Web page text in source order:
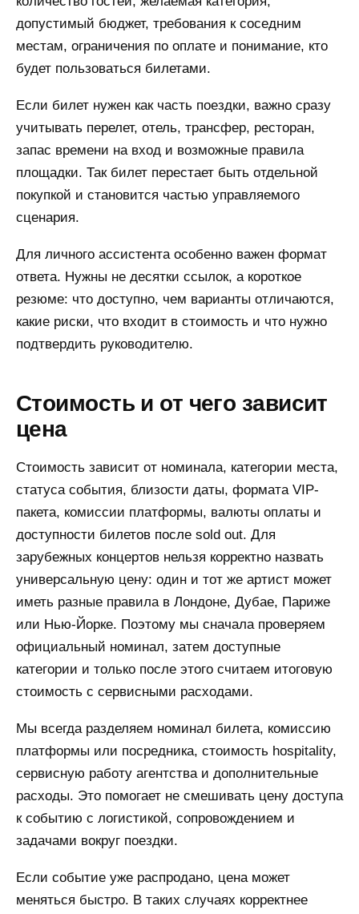
допустимый бюджет, требования к соседним
местам, ограничения по оплате и понимание, кто
будет пользоваться билетами.
Если билет нужен как часть поездки, важно сразу
учитывать перелет, отель, трансфер, ресторан,
запас времени на вход и возможные правила
площадки. Так билет перестает быть отдельной
покупкой и становится частью управляемого
сценария.
Для личного ассистента особенно важен формат
ответа. Нужны не десятки ссылок, а короткое
резюме: что доступно, чем варианты отличаются,
какие риски, что входит в стоимость и что нужно
подтвердить руководителю.
Стоимость и от чего зависит
цена
Стоимость зависит от номинала, категории места,
статуса события, близости даты, формата VIP-
пакета, комиссии платформы, валюты оплаты и
доступности билетов после sold out. Для
зарубежных концертов нельзя корректно назвать
универсальную цену: один и тот же артист может
иметь разные правила в Лондоне, Дубае, Париже
или Нью-Йорке. Поэтому мы сначала проверяем
официальный номинал, затем доступные
категории и только после этого считаем итоговую
стоимость с сервисными расходами.
Мы всегда разделяем номинал билета, комиссию
платформы или посредника, стоимость hospitality,
сервисную работу агентства и дополнительные
расходы. Это помогает не смешивать цену доступа
к событию с логистикой, сопровождением и
задачами вокруг поездки.
Если событие уже распродано, цена может
меняться быстро. В таких случаях корректнее